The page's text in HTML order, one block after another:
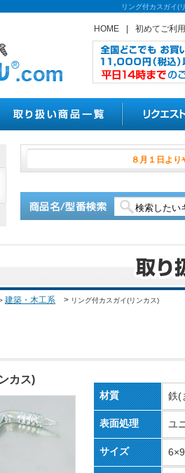
リング付カスガイ(
HOME 初めてご利
８月１
建築・木工系 > リング付カスガイ(リンカス)
カス)
材質 鉄(
表面処理 ユ
サイズ